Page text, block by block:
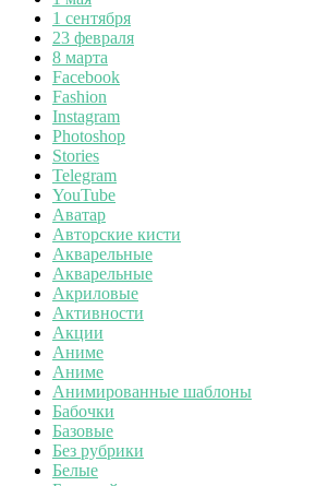
1 сентября
23 февраля
8 марта
Facebook
Fashion
Instagram
Photoshop
Stories
Telegram
YouTube
Аватар
Авторские кисти
Акварельные
Акварельные
Акриловые
Активности
Акции
Аниме
Аниме
Анимированные шаблоны
Бабочки
Базовые
Без рубрики
Белые